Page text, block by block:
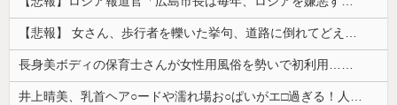
【悲報】 女さん、歩行者を轢いた挙句、道路に倒れてどえらいことになってしまうw w w w w w w
長身美ボディの保育士さんが女性用風俗を勢いで初利用…子供に絶対見せられないメスの顔でイキまくり。
井上晴美、乳首ヘア○ードや濡れ場お○ぱいがエ□過ぎる！人生最後のラスト写真集、最高！！